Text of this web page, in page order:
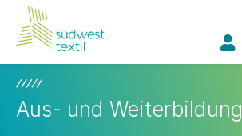
Aus- und Weiterbildung